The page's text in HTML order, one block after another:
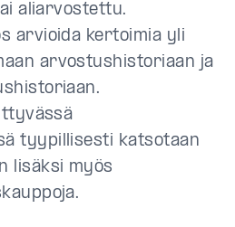
aliarvostettu.
arvioida kertoimia yli
arvostushistoriaan ja
tyypillisesti katsotaan
lisäksi myös